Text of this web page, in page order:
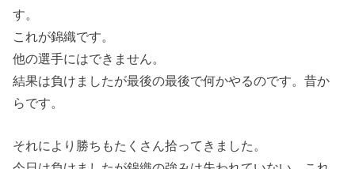
す。
これが錦織です。
他の選手にはできません。
結果は負けましたが最後の最後で何かやるのです。昔か
らです。
それにより勝ちもたくさん拾ってきました。